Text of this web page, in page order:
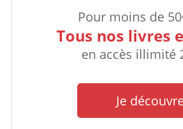
Pour moins de
Tous nos livres
en accès illimité
Je